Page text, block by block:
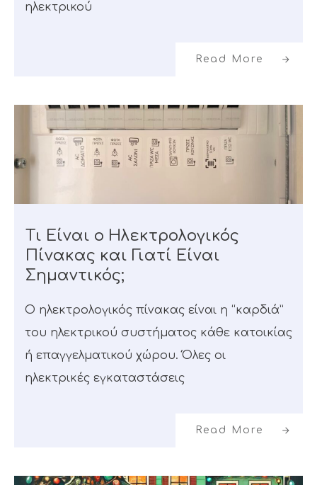
ηλεκτρικού
Read More
Τι Είναι ο Ηλεκτρολογικός
Πίνακας και Γιατί Είναι
Σημαντικός;
Ο ηλεκτρολογικός πίνακας είναι η “καρδιά”
του ηλεκτρικού συστήματος κάθε κατοικίας
ή επαγγελματικού χώρου. Όλες οι
ηλεκτρικές εγκαταστάσεις
Read More